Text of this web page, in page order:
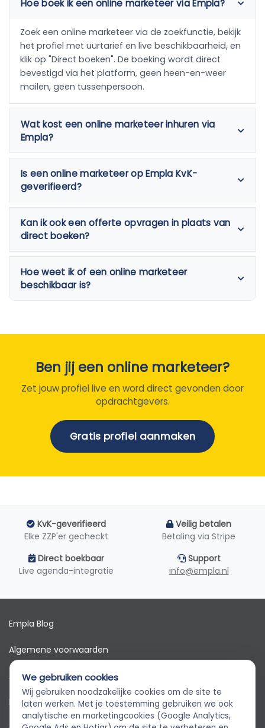
Hoe boek ik een online marketeer via Empla?
Zoek een online marketeer via de zoekfunctie, bekijk
het profiel met uurtarief en live beschikbaarheid, en
klik op "Direct boeken". De boeking wordt direct
bevestigd via het platform, geen heen-en-weer
mailen, geen tussenpersoon.
Wat kost een online marketeer inhuren via
Empla?
Is een online marketeer op Empla KvK-
geverifieerd?
Kan ik ook een offerte opvragen in plaats van
direct boeken?
Hoe weet ik of een online marketeer
beschikbaar is?
Ben jij een online marketeer?
Zet jouw profiel live en word direct gevonden door
opdrachtgevers.
Gratis profiel aanmaken
KvK-geverifieerd
Elke ZZP'er gecheckt
Veilig betalen
Betaling via Stripe
Direct boekbaar
Live agenda-integratie
Support
info@empla.nl
Empla Blog
Algemene voorwaarden
AVG
PrivacybeleidEmpla Assistent
Altijd beschikbaar, stel een vraag
We gebruiken cookies
Wij gebruiken noodzakelijke cookies om de site te
laten werken. Met je toestemming gebruiken we ook
analytische en marketingcookies (Google Analytics,